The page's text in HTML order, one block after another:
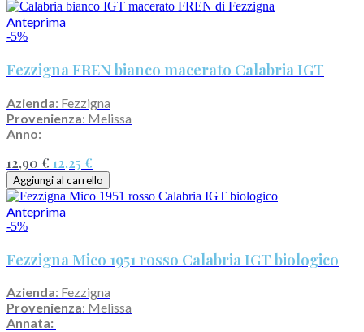
Anteprima
-5%
Fezzigna FREN bianco macerato Calabria IGT
Azienda: Fezzigna
Provenienza: Melissa
Anno:
12,90 € 12,25 €
Aggiungi al carrello
Anteprima
-5%
Fezzigna Mico 1951 rosso Calabria IGT biologico
Azienda: Fezzigna
Provenienza: Melissa
Annata: